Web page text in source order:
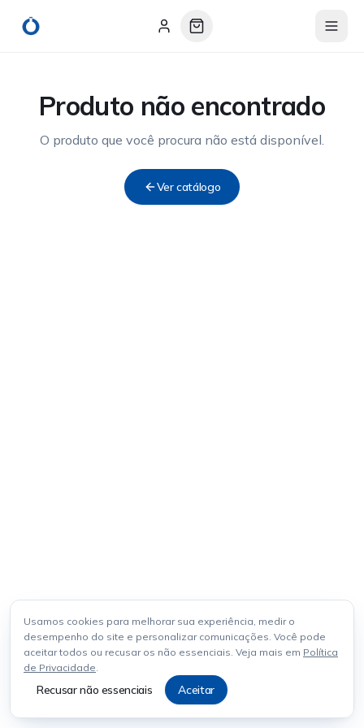
Usamos cookies para melhorar sua experiência, medir o
desempenho do site e personalizar comunicações. Você pode
aceitar todos ou recusar os não essenciais. Veja mais em Política
de Privacidade.
Recusar não essenciais Aceitar
Produto não encontrado
O produto que você procura não está disponível.
Ver catálogo